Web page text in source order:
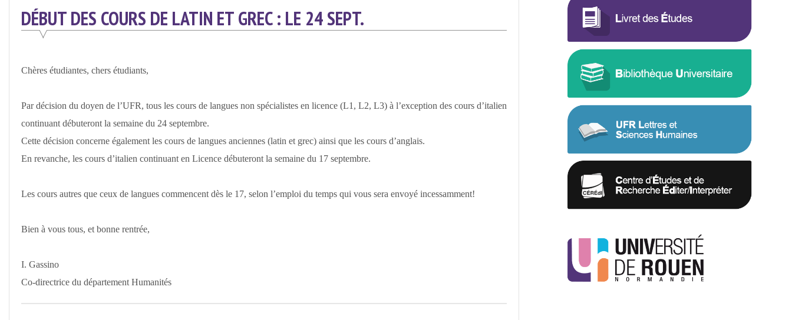
Lettres
Modernes
L'université
Rouen
DÉBUT DES COURS DE LATIN ET GREC : LE 24 SEPT.
Chères étudiantes, chers étudiants,
Par décision du doyen de l’UFR, tous les cours de langues non spécialistes en licence (L1, L2, L3) à l’exception des cours d’italien
continuant débuteront la semaine du 24 septembre.
Cette décision concerne également les cours de langues anciennes (latin et grec) ainsi que les cours d’anglais.
En revanche, les cours d’italien continuant en Licence débuteront la semaine du 17 septembre.
Les cours autres que ceux de langues commencent dès le 17, selon l’emploi du temps qui vous sera envoyé incessamment!
Bien à vous tous, et bonne rentrée,
I. Gassino
Co-directrice du département Humanités